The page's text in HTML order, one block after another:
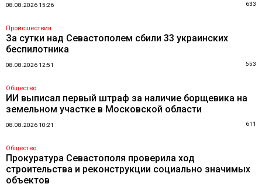
08.08.2026 15:26 633
Происшествия
За сутки над Севастополем сбили 33 украинских
беспилотника
08.08.2026 12:51 553
Общество
ИИ выписал первый штраф за наличие борщевика на
земельном участке в Московской области
08.08.2026 10:21 611
Общество
Прокуратура Севастополя проверила ход
строительства и реконструкции социально значимых
объектов